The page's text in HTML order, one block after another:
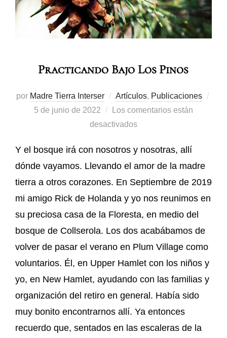
Practicando Bajo Los Pinos
por Madre Tierra Interser Artículos, Publicaciones
5 de junio de 2022
Los comentarios están
desactivados
Y el bosque irá con nosotros y nosotras, allí
dónde vayamos. Llevando el amor de la madre
tierra a otros corazones. En Septiembre de 2019
mi amigo Rick de Holanda y yo nos reunimos en
su preciosa casa de la Floresta, en medio del
bosque de Collserola. Los dos acabábamos de
volver de pasar el verano en Plum Village como
voluntarios. Él, en Upper Hamlet con los niños y
yo, en New Hamlet, ayudando con las familias y
organización del retiro en general. Había sido
muy bonito encontrarnos allí. Ya entonces
recuerdo que, sentados en las escaleras de la